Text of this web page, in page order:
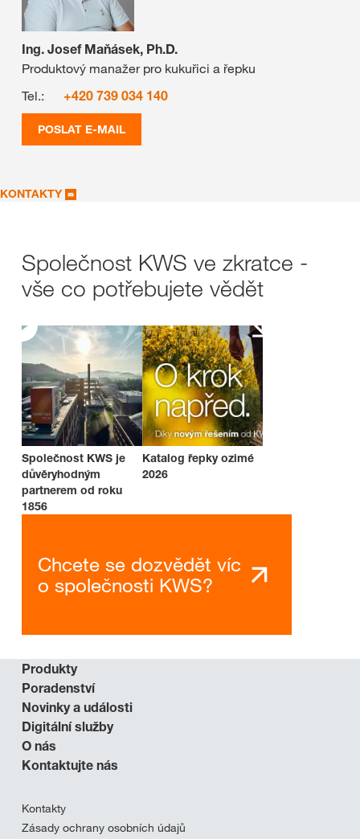
Ing. Josef Maňásek, Ph.D.
Produktový manažer pro kukuřici a řepku
Tel.:
+420 739 034 140
POSLAT E-MAIL
KONTAKTY
Společnost KWS ve zkratce -
vše co potřebujete vědět
Společnost KWS je
důvěryhodným
partnerem od roku
1856
Katalog řepky ozimé
2026
Chcete se dozvědět víc
o společnosti KWS?
Produkty
Poradenství
Novinky a události
Digitální služby
O nás
Kontaktujte nás
Kontakty
Zásady ochrany osobních údajů